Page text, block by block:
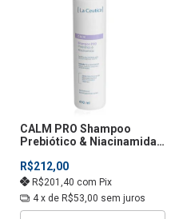
CALM PRO Shampoo
Prebiótico & Niacinamida
R$212,00
R$201,40 com Pix
4 x de R$53,00 sem juros